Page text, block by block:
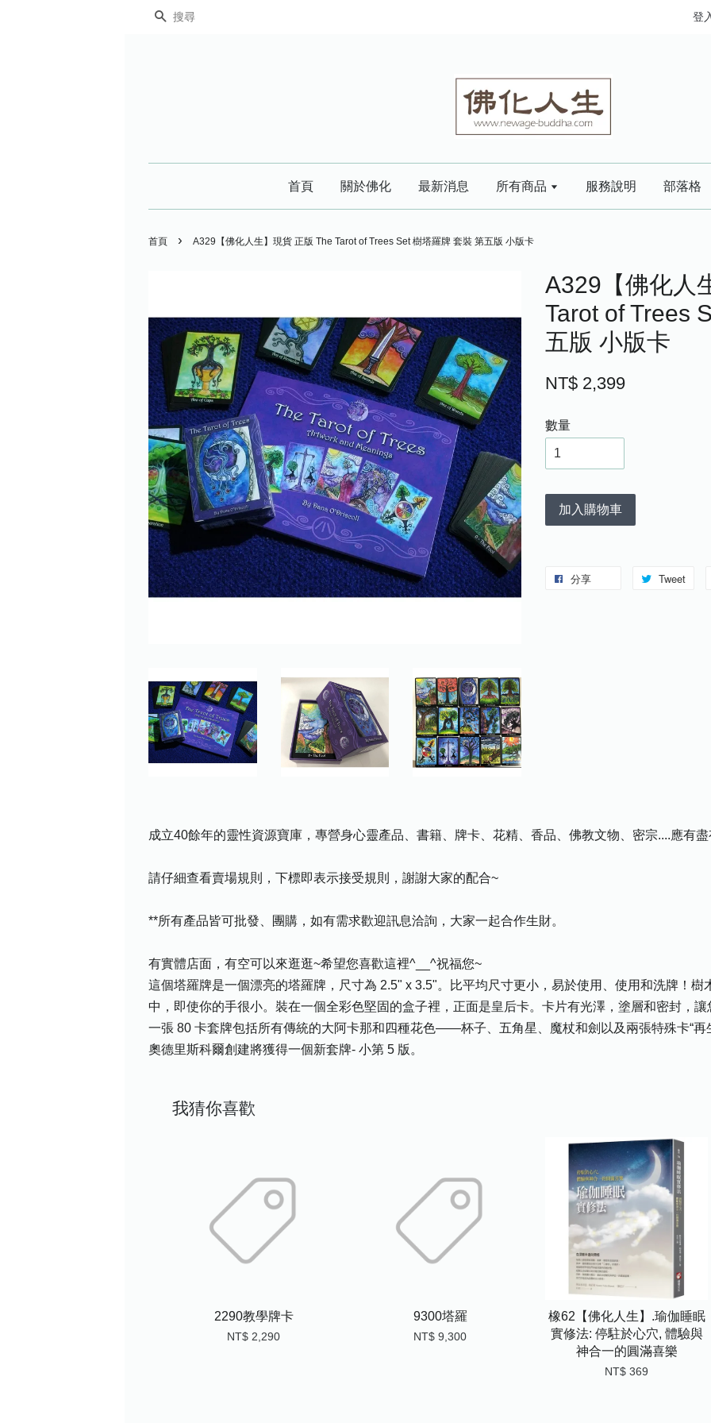
搜尋 登
首頁 關於佛化 最新消息 所有商品 服務說明 部落格
首頁 › A329【佛化人生】現貨 正版 The Tarot of Trees Set 樹塔羅牌 套裝 第五版 小版卡
A329【佛化人
Tarot of Trees
五版 小版卡
NT$ 2,399
數量
加入購物車
分享 Tweet
成立40餘年的靈性資源寶庫，專營身心靈產品、書籍、牌卡、花精、香品、佛教文物、密宗....應有盡
請仔細查看賣場規則，下標即表示接受規則，謝謝大家的配合~
**所有產品皆可批發、團購，如有需求歡迎訊息洽詢，大家一起合作生財。
有實體店面，有空可以來逛逛~希望您喜歡這裡^__^祝福您~
這個塔羅牌是一個漂亮的塔羅牌，尺寸為 2.5" x 3.5"。比平均尺寸更小，易於使用、使用和洗牌！樹
中，即使你的手很小。裝在一個全彩色堅固的盒子裡，正面是皇后卡。卡片有光澤，塗層和密封，
一張 80 卡套牌包括所有傳統的大阿卡那和四種花色——杯子、五角星、魔杖和劍以及兩張特殊卡“再
奧德里斯科爾創建將獲得一個新套牌- 小第 5 版。
我猜你喜歡
2290教學牌卡
NT$ 2,290
9300塔羅
NT$ 9,300
橡62【佛化人生】.瑜伽睡眠
實修法: 停駐於心穴, 體驗與
神合一的圓滿喜樂
NT$ 369